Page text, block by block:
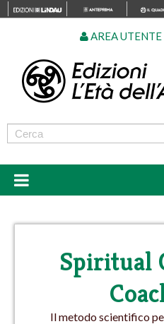
AREA UTENTE
Spiritual
Il metodo scientifico